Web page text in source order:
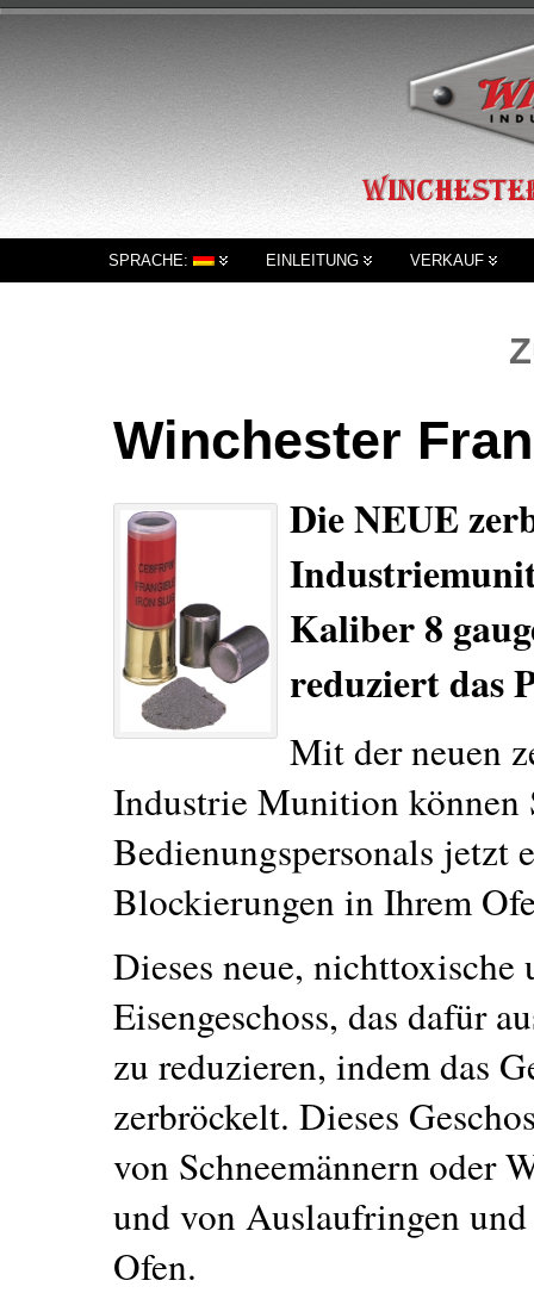
SPRACHE: EINLEITUNG VERKAUF
Winchester
Die NEUE
Kaliber 8
reduziert das
Mit der neuen
Industrie Munition können
Bedienungspersonals jetzt
Blockierungen in Ihrem
Dieses neue,
Eisengeschoss, das dafür
zu reduzieren, indem das
zerbröckelt. Dieses
von Schneemännern oder
und von Auslaufringen
Ofen.